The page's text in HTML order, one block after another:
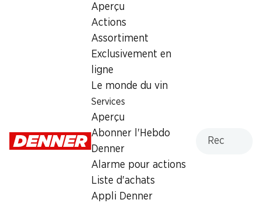
Aperçu
Actions
Assortiment
Exclusivement en
ligne
Le monde du vin
Services
Aperçu
Abonner l'Hebdo
Denner
Alarme pour actions
Liste d'achats
Appli Denner
Heures d'ouverture
Lundi